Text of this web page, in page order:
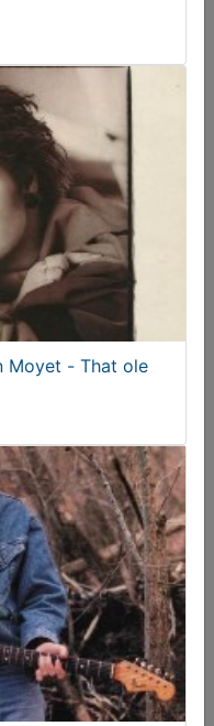
One more
- Still got the
Moyet - That ole